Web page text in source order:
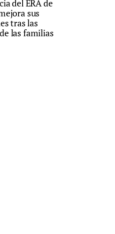
del ERA de
sus
tras las
las familias